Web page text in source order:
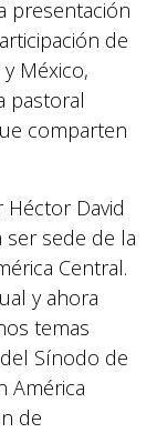
presentación
de
México,
pastoral
comparten
Héctor David
ser sede de la
Central.
y ahora
temas
Sínodo de
América
de